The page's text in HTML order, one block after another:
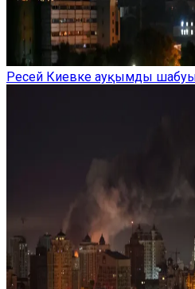
Ресей Киевке ауқымды